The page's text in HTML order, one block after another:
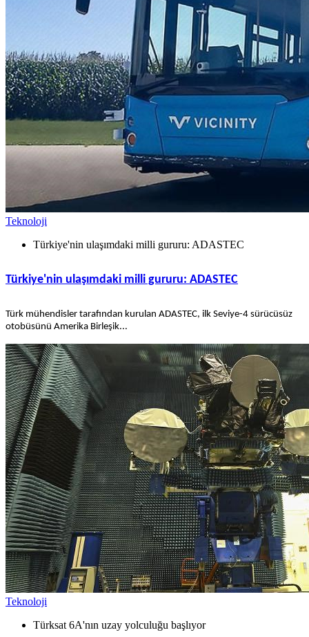
Teknoloji
Türkiye'nin ulaşımdaki milli gururu: ADASTEC
Türkiye'nin ulaşımdaki milli gururu: ADASTEC
Türk mühendisler tarafından kurulan ADASTEC, ilk Seviye-4 sürücüsüz
otobüsünü Amerika Birleşik...
Teknoloji
Türksat 6A'nın uzay yolculuğu başlıyor